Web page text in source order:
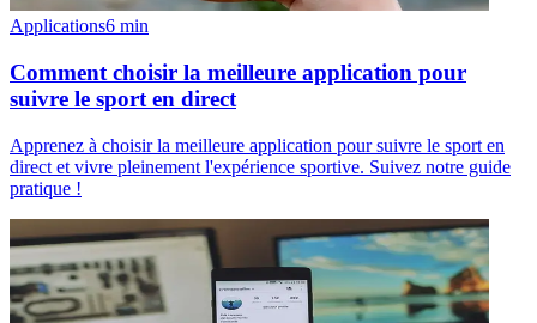
Applications6 min
Comment choisir la meilleure application pour
suivre le sport en direct
Apprenez à choisir la meilleure application pour suivre le sport en
direct et vivre pleinement l'expérience sportive. Suivez notre guide
pratique !